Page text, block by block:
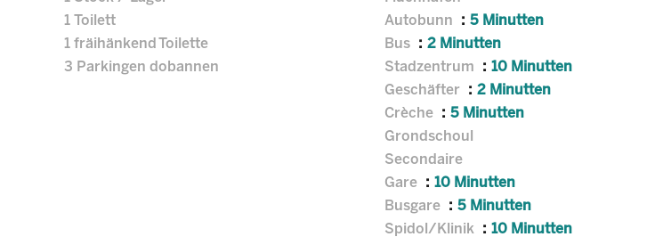
1 Toilett
1 fräihänkend Toilette
3 Parkingen dobannen
Autobunn
5 Minutten
Bus
2 Minutten
Stadzentrum
10 Minutten
Geschäfter
2 Minutten
Crèche
5 Minutten
Grondschoul
Secondaire
Gare
10 Minutten
Busgare
5 Minutten
Spidol/Klinik
10 Minutten